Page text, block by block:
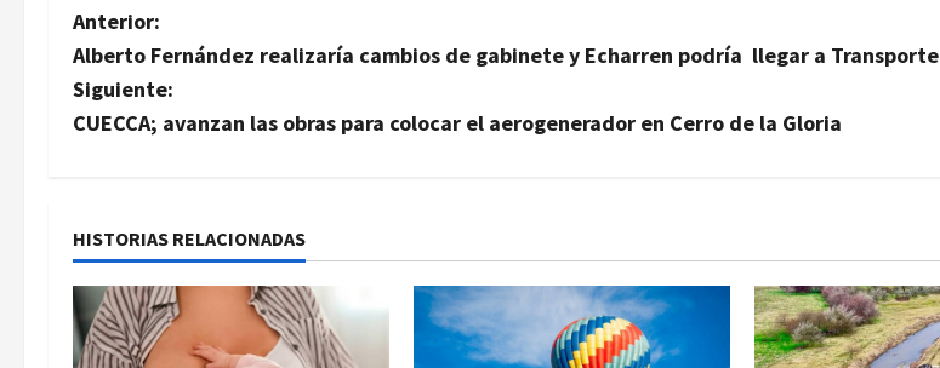
N
a
v
g
a
c
Anterior:
Alberto Fernández realizaría cambios de gabinete y Echarren podría llegar a Transporte
Siguiente:
CUECCA; avanzan las obras para colocar el aerogenerador en Cerro de la Gloria
HISTORIAS RELACIONADAS